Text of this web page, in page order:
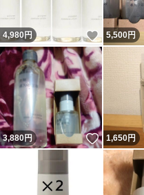
4,980円 いいね！
5,500円
3,880円 いいね！
1,650円